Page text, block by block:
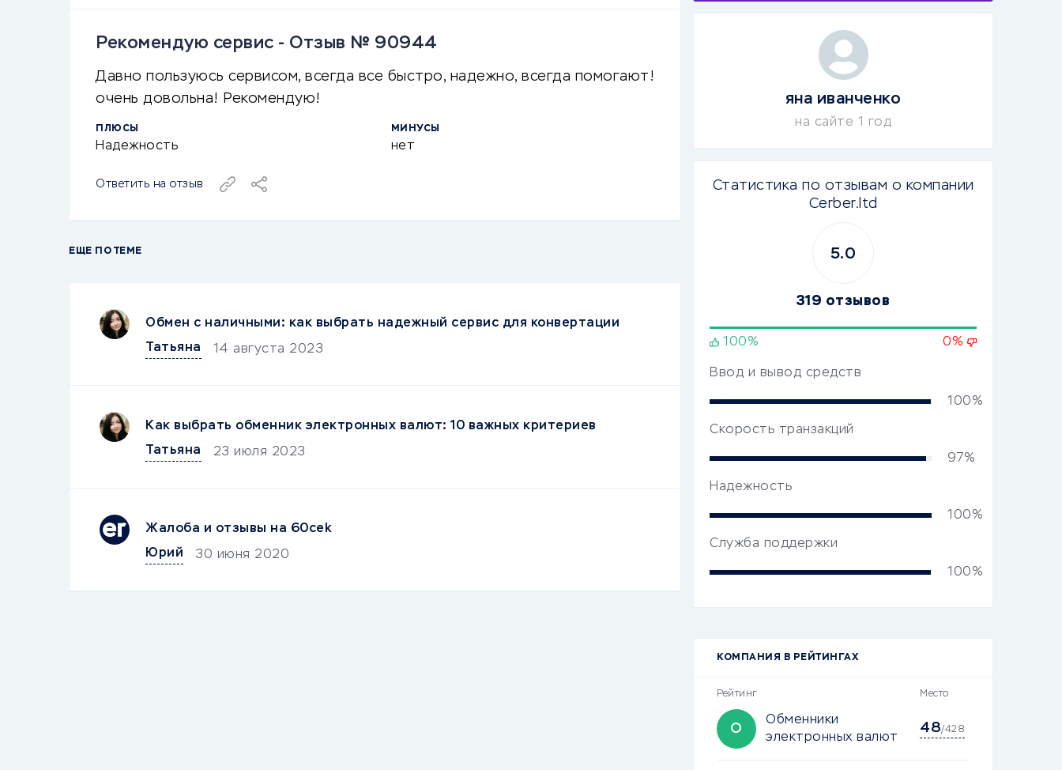
Рекомендую сервис - Отзыв № 90944
Давно пользуюсь сервисом, всегда все быстро, надежно, всегда помогают!
очень довольна! Рекомендую!
ПЛЮСЫ
Надежность
МИНУСЫ
нет
Ответить на отзыв
ЕЩЕ ПО ТЕМЕ
Обмен с наличными: как выбрать надежный сервис для конвертации
Татьяна
14 августа 2023
Как выбрать обменник электронных валют: 10 важных критериев
Татьяна
23 июля 2023
Жалоба и отзывы на 60cek
Юрий
30 июня 2020
яна иванченко
на сайте 1 год
Статистика по отзывам о компании
Cerber.ltd
5.0
319 отзывов
100% 0%
Ввод и вывод средств
100%
Скорость транзакций
97%
Надежность
100%
Служба поддержки
100%
КОМПАНИЯ В РЕЙТИНГАХ
Рейтинг Место
О
Обменники
электронных валют
48/428